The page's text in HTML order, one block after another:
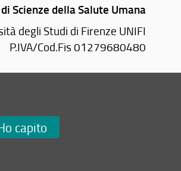
Scienze della Salute Umana
degli Studi di Firenze UNIFI
P.IVA/Cod.Fis 01279680480
saluteumana.unifi.it
capito